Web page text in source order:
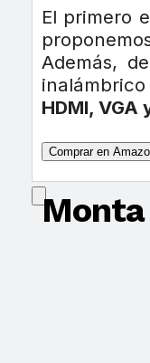
El primero
Además,
HDMI, VGA
Comprar en